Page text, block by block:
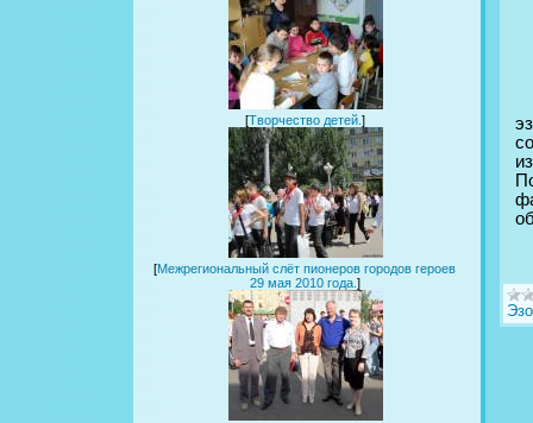
[Творчество детей. ]
[Межрегиональный слёт пионеров городов героев
29 мая 2010 года. ]